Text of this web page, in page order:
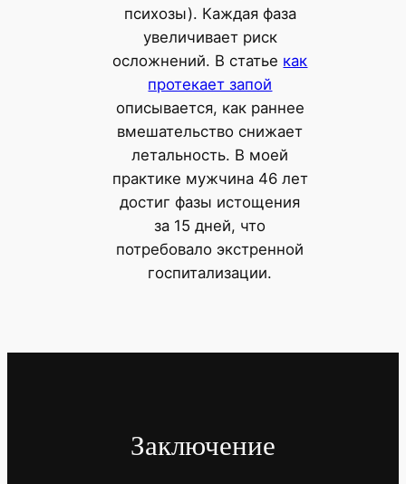
психозы). Каждая фаза
увеличивает риск
осложнений. В статье как
протекает запой
описывается, как раннее
вмешательство снижает
летальность. В моей
практике мужчина 46 лет
достиг фазы истощения
за 15 дней, что
потребовало экстренной
госпитализации.
Заключение